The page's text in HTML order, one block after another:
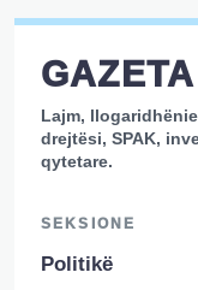
Lajm,
drejtësi, SPAK,
qytetare.
SEKSIONE
Politikë